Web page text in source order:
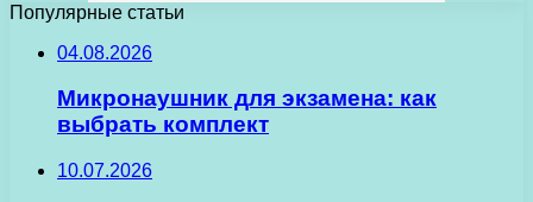
Популярные статьи
04.08.2026
Микронаушник для экзамена: как
выбрать комплект
10.07.2026